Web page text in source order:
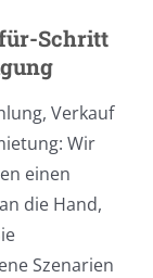
Schritt
Verkauf
Wir
einen
die Hand,
Szenarien